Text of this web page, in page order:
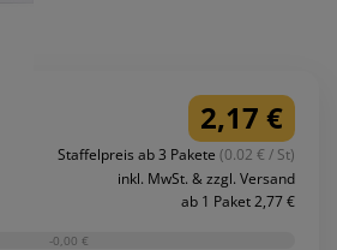
2,17 €
Staffelpreis ab 3 Pakete (0.02 € / St)
inkl. MwSt. & zzgl. Versand
ab 1 Paket 2,77 €
-0,00 €